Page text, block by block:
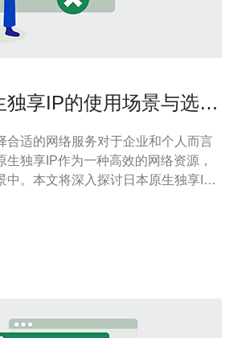
独享IP的使用场景与选择
合适的网络服务对于企业和个人而言
生独享IP作为一种高效的网络资源，
中。本文将深入探讨日本原生独享IP